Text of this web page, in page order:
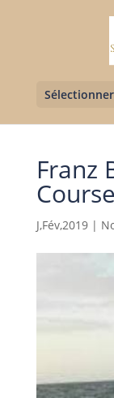
Franz
J,Fév,2019|